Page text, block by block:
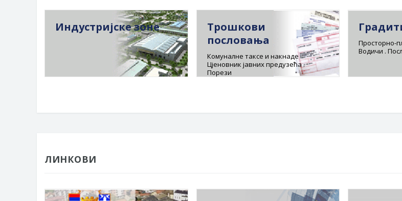
Индустријске зоне
Трошкови
пословања
Комуналне таксе и накнаде
Цјеновник јавних предузећа .
Порези
Просторно-
Водичи .
ЛИНКОВИ